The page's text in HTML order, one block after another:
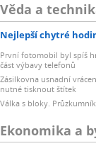
Věda a
Nejlepší chytré
První fotomobil byl spíš
část výbavy telefonů
Zásilkovna usnadní
nutné tisknout štítek
Válka s bloky.
Ekonomika a